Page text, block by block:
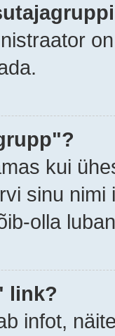
kui
sinu
olla
link?
infot,